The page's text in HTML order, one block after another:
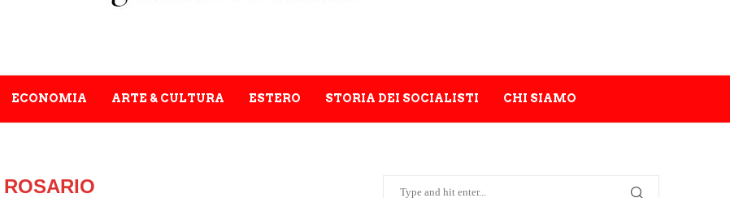
ECONOMIA ARTE & CULTURA ESTERO STORIA DEI SOCIALISTI CHI SIAMO
ROSARIO